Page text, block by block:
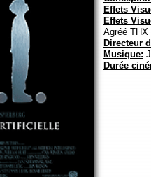
Effets
Effets
Agréé THX
Directeur
Musique:
Durée